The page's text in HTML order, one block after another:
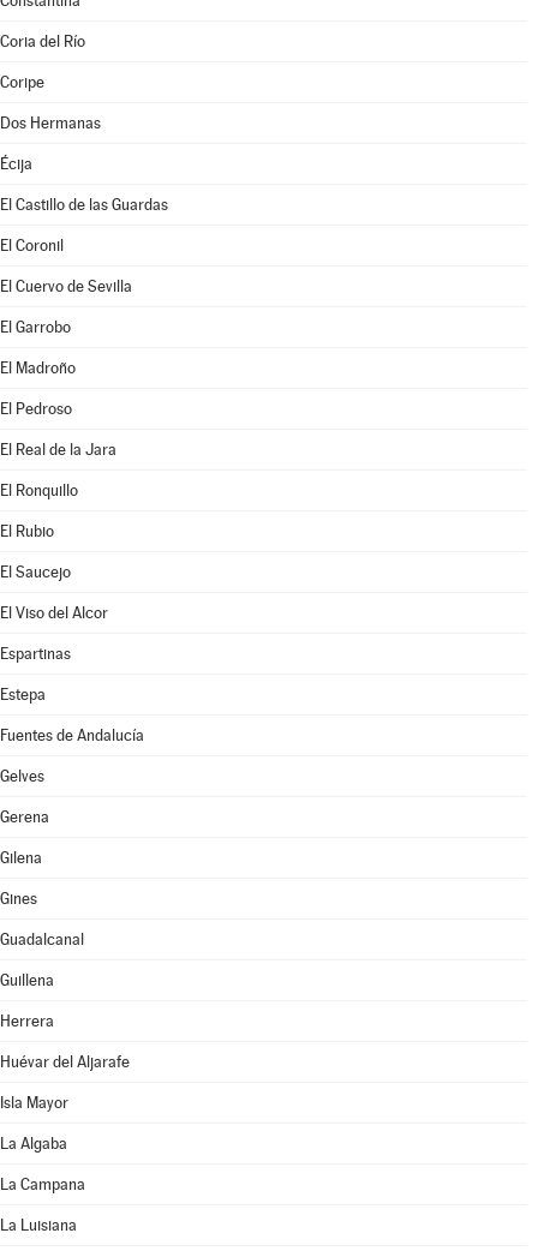
Coria del Río
Coripe
Dos Hermanas
Écija
El Castillo de las Guardas
El Coronil
El Cuervo de Sevilla
El Garrobo
El Madroño
El Pedroso
El Real de la Jara
El Ronquillo
El Rubio
El Saucejo
El Viso del Alcor
Espartinas
Estepa
Fuentes de Andalucía
Gelves
Gerena
Gilena
Gines
Guadalcanal
Guillena
Herrera
Huévar del Aljarafe
Isla Mayor
La Algaba
La Campana
La Luisiana